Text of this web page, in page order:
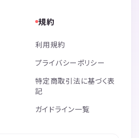
規約
利用規約
プライバシーポリシー
特定商取引法に基づく表
記
ガイドライン一覧